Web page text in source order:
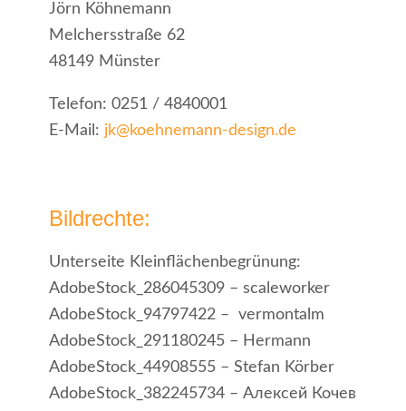
Jörn Köhnemann
Melchersstraße 62
48149 Münster
Telefon: 0251 / 4840001
E-Mail: jk@koehnemann-design.de
Bildrechte:
Unterseite Kleinflächenbegrünung:
AdobeStock_286045309 – scaleworker
AdobeStock_94797422 – vermontalm
AdobeStock_291180245 – Hermann
AdobeStock_44908555 – Stefan Körber
AdobeStock_382245734 – Алексей Кочев